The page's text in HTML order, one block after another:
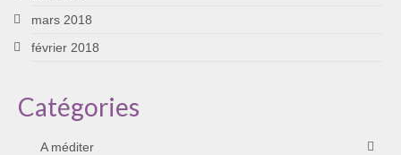
mars 2018
février 2018
Catégories
A méditer